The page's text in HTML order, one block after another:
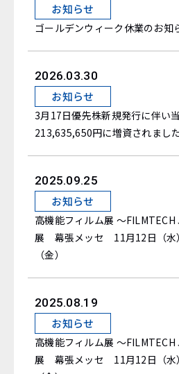
お知らせ
ゴールデンウィーク休業のお知
2026.03.30
お知らせ
3月17日優先株新規発行に伴い
213,635,650円に増資されまし
2025.09.25
お知らせ
高機能フィルム展 ～FILMTECH
展 幕張メッセ 11月12日（水
（金）
2025.08.19
お知らせ
高機能フィルム展 ～FILMTECH
展 幕張メッセ 11月12日（水